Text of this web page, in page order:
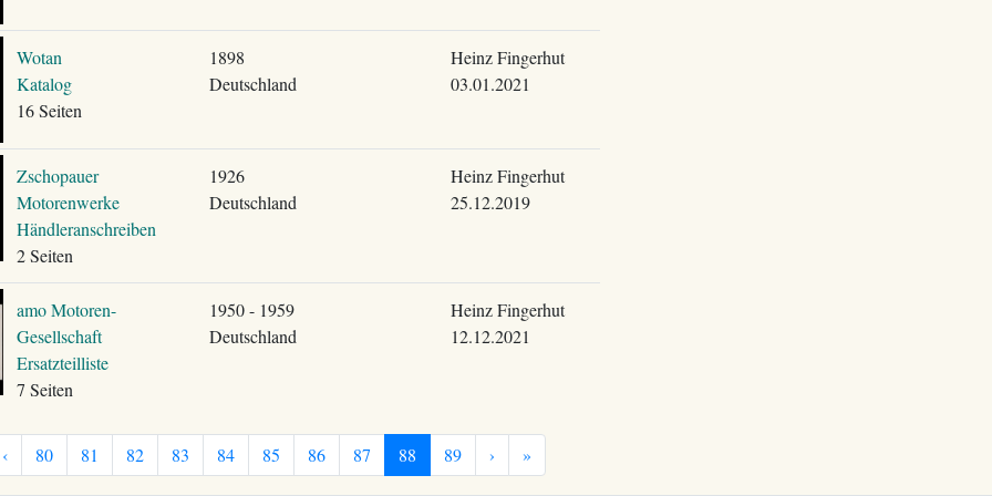
Wotan
Katalog
16 Seiten
1898
Deutschland
Heinz Fingerhut
03.01.2021
Zschopauer
Motorenwerke
Händleranschreiben
2 Seiten
1926
Deutschland
Heinz Fingerhut
25.12.2019
amo Motoren-
Gesellschaft
Ersatzteilliste
7 Seiten
1950 - 1959
Deutschland
Heinz Fingerhut
12.12.2021
‹ 80 81 82 83 84 85 86 87 88 89 › »